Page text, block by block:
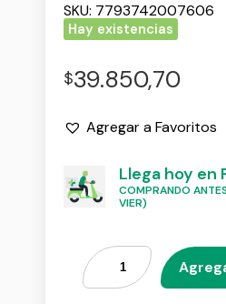
SKU: 7793742007606
Hay existencias
$39.850,70
Agregar a Favoritos
Llega hoy en
COMPRANDO
VIER)